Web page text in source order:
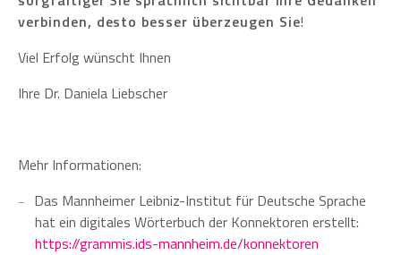
verbinden, desto besser überzeugen Sie!
Viel Erfolg wünscht Ihnen
Ihre Dr. Daniela Liebscher
Mehr Informationen:
Das Mannheimer Leibniz-Institut für Deutsche Sprache
hat ein digitales Wörterbuch der Konnektoren erstellt:
https://grammis.ids-mannheim.de/konnektoren